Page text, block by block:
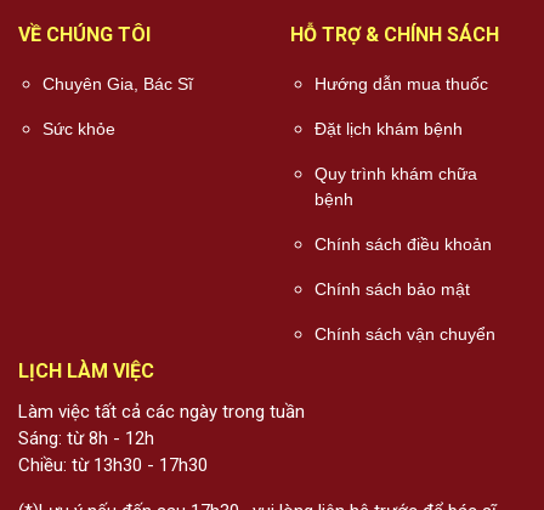
VỀ CHÚNG TÔI
Chuyên Gia, Bác Sĩ
Sức khỏe
HỖ TRỢ & CHÍNH SÁCH
Hướng dẫn mua thuốc
Đặt lịch khám bệnh
Quy trình khám chữa
bệnh
Chính sách điều khoản
Chính sách bảo mật
Chính sách vận chuyển
LỊCH LÀM VIỆC
Làm việc tất cả các ngày trong tuần
Sáng: từ 8h - 12h
Chiều: từ 13h30 - 17h30